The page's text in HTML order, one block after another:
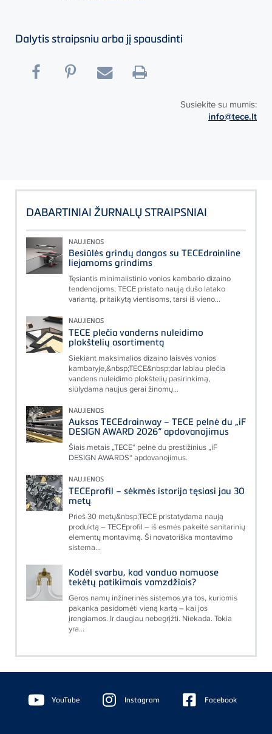
Dalytis straipsniu arba jį spausdinti
Susiekite su mumis:
info@tece.lt
DABARTINIAI ŽURNALŲ STRAIPSNIAI
NAUJIENOS
Besiūlės grindų dangos su TECEdrainline
liejamoms grindims
Tęsiantis minimalistinio vonios kambario dizaino
tendencijoms, TECE pristato naują dušo latako
variantą, pritaikytą vientisoms, tarsi iš vieno...
NAUJIENOS
TECE plečia vanderns nuleidimo
plokštelių asortimentą
Siekiant maksimalios dizaino laisvės vonios
kambaryje,&nbsp;TECE&nbsp;dar labiau plečia
vandens nuleidimo plokštelių pasirinkimą,
siūlydama naujus gerai žinomų...
NAUJIENOS
Auksas TECEdrainway – TECE pelnė du „iF
DESIGN AWARD 2026“ apdovanojimus
Šiais metais „TECE“ pelnė du prestižinius „iF
DESIGN AWARDS“ apdovanojimus.
NAUJIENOS
TECEprofil – sėkmės istorija tęsiasi jau 30
metų
Prieš 30 metų&nbsp;TECE pristatydama naują
produktą – TECEprofil – iš esmės pakeitė sanitarinių
elementų montavimą. Ši novatoriška montavimo
sistema...
Kodėl svarbu, kad vanduo namuose
tekėtų patikimais vamzdžiais?
Geros namų inžinerinės sistemos yra tos, kuriomis
pakanka pasidomėti vieną kartą – kai jos
įrengiamos. Ir daugiau nebegrįžti. Niekada. Tokia
yra...
Floating
Sidebar YouTube Instagram Facebook